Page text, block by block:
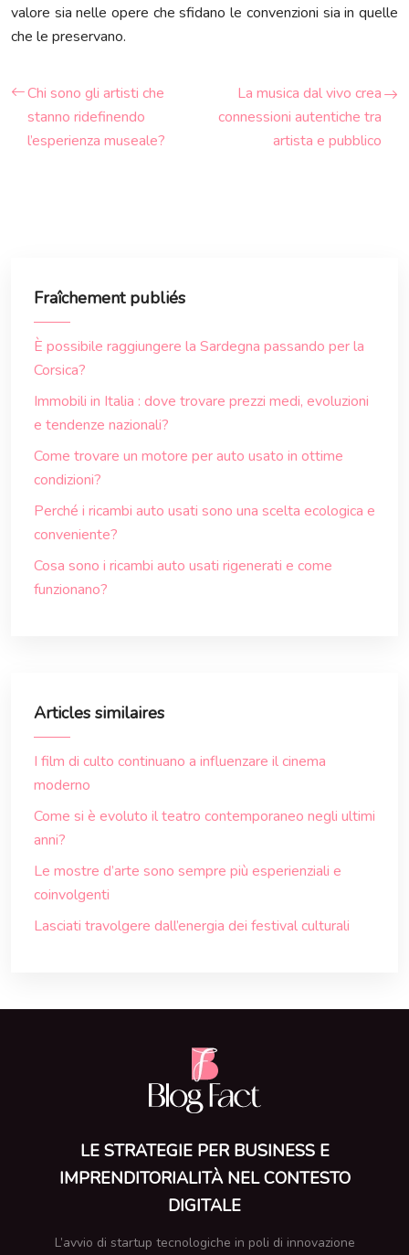
valore sia nelle opere che sfidano le convenzioni sia in quelle
che le preservano.
Chi sono gli artisti che
stanno ridefinendo
l’esperienza museale?
La musica dal vivo crea
connessioni autentiche tra
artista e pubblico
Fraîchement publiés
È possibile raggiungere la Sardegna passando per la
Corsica?
Immobili in Italia : dove trovare prezzi medi, evoluzioni
e tendenze nazionali?
Come trovare un motore per auto usato in ottime
condizioni?
Perché i ricambi auto usati sono una scelta ecologica e
conveniente?
Cosa sono i ricambi auto usati rigenerati e come
funzionano?
Articles similaires
I film di culto continuano a influenzare il cinema
moderno
Come si è evoluto il teatro contemporaneo negli ultimi
anni?
Le mostre d’arte sono sempre più esperienziali e
coinvolgenti
Lasciati travolgere dall’energia dei festival culturali
LE STRATEGIE PER BUSINESS E
IMPRENDITORIALITÀ NEL CONTESTO
DIGITALE
L’avvio di startup tecnologiche in poli di innovazione